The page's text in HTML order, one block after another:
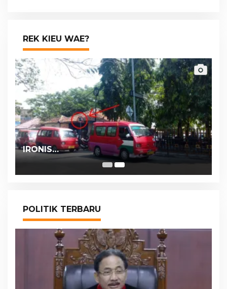
REK KIEU WAE?
IRONIS…
POLITIK TERBARU